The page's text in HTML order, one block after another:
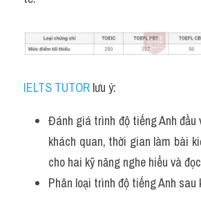
IELTS TUTOR lưu ý:
Đánh giá trình độ tiếng Anh đầu
khách quan, thời gian làm bài
cho hai kỹ năng nghe hiểu và
Phân loại trình độ tiếng Anh